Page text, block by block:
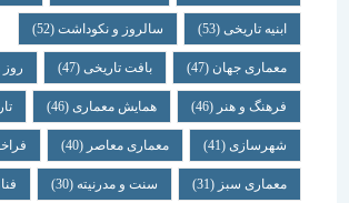
ابنیه تاریخی(53) سالروز و نکوداشت(52)
معماری جهان (47) بافت تاریخی(47) روز معمار(47)
فرهنگ و هنر(46) همایش معماری (46) تاریخ
شهرسازی(41) معماری معاصر(40) فراخوان ها (32)
معماری سبز(31) سنت و مدرنیته(30) فناوری (26)